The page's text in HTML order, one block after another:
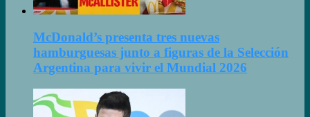
McDonald’s presenta tres nuevas
hamburguesas junto a figuras de la Selección
Argentina para vivir el Mundial 2026